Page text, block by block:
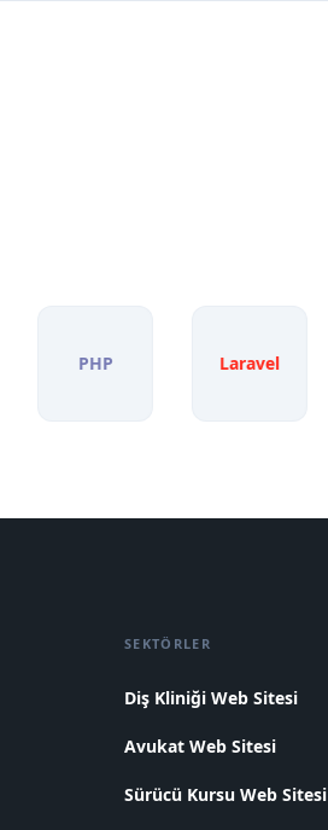
Laravel
SEKTÖRLER
Diş Kliniği Web Sitesi
Avukat Web Sitesi
Sürücü Kursu Web Sitesi